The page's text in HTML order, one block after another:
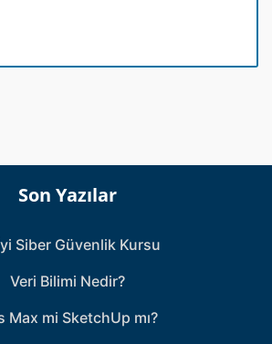
Son Yazılar
Siber Güvenlik Kursu
Veri Bilimi Nedir?
Max mi SketchUp mı?